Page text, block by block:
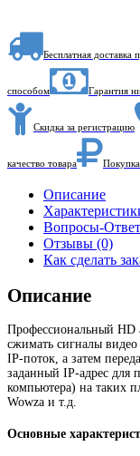
Бесплатная доставка
способом Гарантия
Скидка за регистрацию
качество товара
Описание
Вопросы-
Отзывы (0)
Как сделать
Описание
Профессиональный HD
сжимать сигналы
IP-поток, а затем
заданный IP-адрес для
компьютера) на таких
Wowza и т.д.
Основные